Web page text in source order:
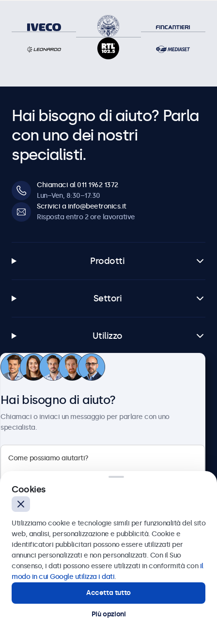
Hai bisogno di aiuto? Parla
con uno dei nostri
specialisti.
Chiamaci al 011 1962 1372
Lun–Ven, 8:30–17:30
Scrivici a info@beetronics.it
Risposta entro 2 ore lavorative
Prodotti
Settori
Utilizzo
Servizio Clienti
Italiano
© 2026 Beetronics
Hai bisogno di aiuto?
Chiamaci o inviaci un messaggio per parlare con uno
specialista.
Inviare
Oppure chiamaci al
Contatta i nostri esperti
Cookies
Utilizziamo cookie e tecnologie simili per funzionalità del sito
web, analisi, personalizzazione e pubblicità. Cookie e
identificatori pubblicitari possono essere utilizzati per
annunci personalizzati e non personalizzati. Con il Suo
consenso, i dati possono essere utilizzati in conformità con il
modo in cui Google utilizza i dati.
Accetta tutto
Più opzioni